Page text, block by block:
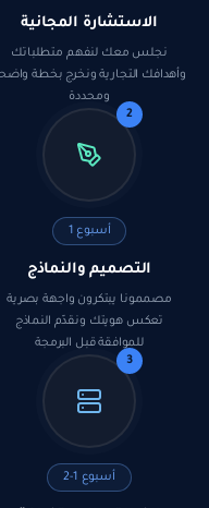
الاستشارة المجانية
نجلس معك لنفهم متطلباتك
وأهدافك التجارية ونخرج بخطة واضحة
ومحددة
2
أسبوع 1
التصميم والنماذج
مصممونا يبتكرون واجهة بصرية
تعكس هويتك ونقدّم النماذج
للموافقة قبل البرمجة
3
أسبوع 1-2